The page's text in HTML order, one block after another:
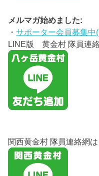
メルマガ始めました:
・サポーター会員募集中(
LINE版 黄金村 隊員連絡
関西黄金村 隊員連絡網